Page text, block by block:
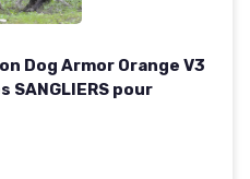
Dog Armor Orange V3
pour